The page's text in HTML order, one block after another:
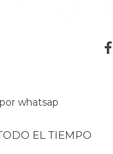
whatsap
EL TIEMPO